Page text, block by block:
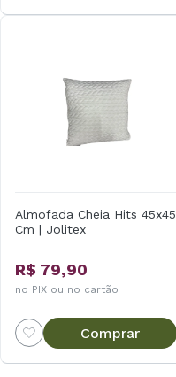
Almofada Cheia Hits 45x45
Cm | Jolitex
R$ 79,90
no PIX ou no cartão
Comprar